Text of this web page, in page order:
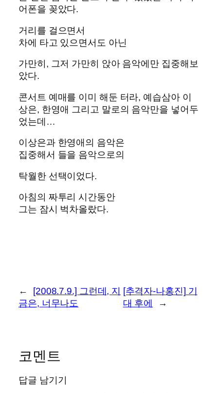
어폰을 꽂았다.
거리를 걸으면서
차에 타고 있으면서도 아닌
가만히, 그저 가만히 앉아 음악에만 집중해보
았다.
콘서트 예매를 이미 해둔 터라, 예습삼아 이
상은, 한영애 그리고 말로의 음악만을 넣어두
었는데…
이상은과 한영애의 음악은
집중해서 들을 음악으로의
탁월한 선택이었다.
아침의 짜투리 시간동안
그는 잠시 벅차올랐다.
←
[2008.7.9.] 그런데, 지
금은, 너무나도
[추격자-나홍진] 기
대 후에
→
코멘트
답글 남기기